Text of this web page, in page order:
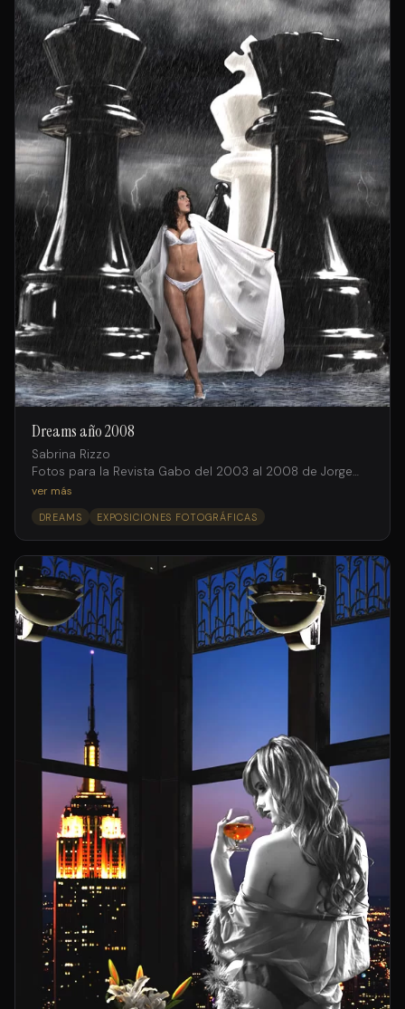
Dreams año 2008
Sabrina Rizzo
Fotos para la Revista Gabo del 2003 al 2008 de Jorge
Salto intervenidas digitalmente por Facundo Iglesias
ver más
DREAMS EXPOSICIONES FOTOGRÁFICAS